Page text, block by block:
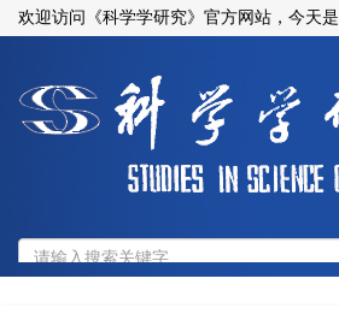
欢迎访问《科学学研究》官方网站，今天是